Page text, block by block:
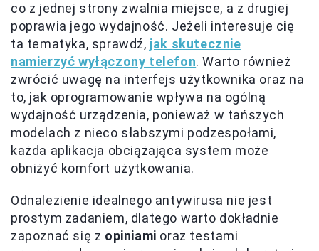
co z jednej strony zwalnia miejsce, a z drugiej
poprawia jego wydajność. Jeżeli interesuje cię
ta tematyka, sprawdź, jak skutecznie
namierzyć wyłączony telefon. Warto również
zwrócić uwagę na interfejs użytkownika oraz na
to, jak oprogramowanie wpływa na ogólną
wydajność urządzenia, ponieważ w tańszych
modelach z nieco słabszymi podzespołami,
każda aplikacja obciążająca system może
obniżyć komfort użytkowania.
Odnalezienie idealnego antywirusa nie jest
prostym zadaniem, dlatego warto dokładnie
zapoznać się z opiniami oraz testami